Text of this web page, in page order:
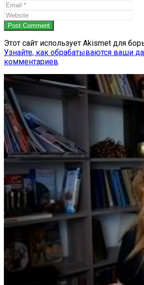
Post Comment
Этот сайт использует Akismet для
Узнайте, как обрабатываются ваши
комментариев.